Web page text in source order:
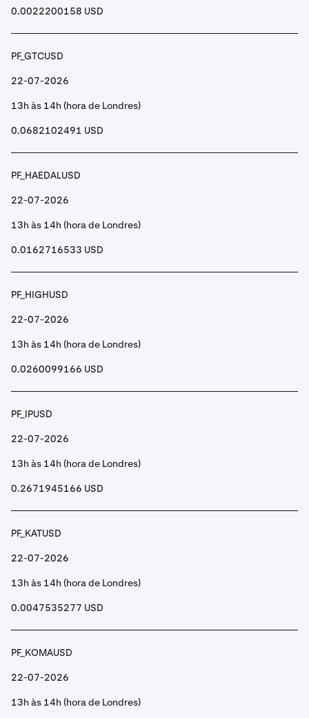
0.0022200158 USD
PF_GTCUSD
22-07-2026
13h às 14h (hora de Londres)
0.0682102491 USD
PF_HAEDALUSD
22-07-2026
13h às 14h (hora de Londres)
0.0162716533 USD
PF_HIGHUSD
22-07-2026
13h às 14h (hora de Londres)
0.0260099166 USD
PF_IPUSD
22-07-2026
13h às 14h (hora de Londres)
0.2671945166 USD
PF_KATUSD
22-07-2026
13h às 14h (hora de Londres)
0.0047535277 USD
PF_KOMAUSD
22-07-2026
13h às 14h (hora de Londres)